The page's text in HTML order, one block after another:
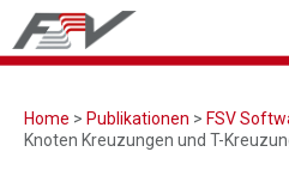
Home > Publikationen > FSV
Knoten Kreuzungen und T-